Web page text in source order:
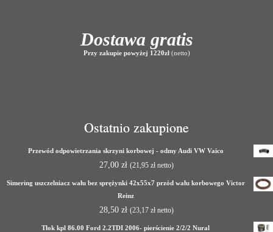
Dostawa gratis
Przy zakupie powyżej 1220zł(netto)
Ostatnio zakupione
Przewód odpowietrzania skrzyni korbowej - odmy Audi VW Vaico
27,00 zł (21,95 zł netto)
Simering uszczelniacz wału bez sprężynki 42x55x7 przód wału korbowego Victor
Reinz
28,50 zł (23,17 zł netto)
Tłok kpl 86.00 Ford 2.2TDI 2006- pierścienie 2/2/2 Nural